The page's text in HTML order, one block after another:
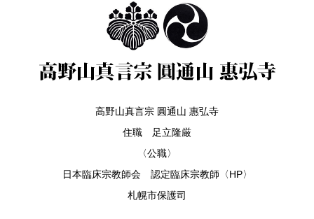
高野山真言宗 圓通山 惠弘寺
住職 足立隆厳
〈公職〉
日本臨床宗教師会 認定臨床宗教師〈HP〉
札幌市保護司